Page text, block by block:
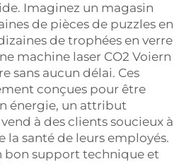
Imaginez un magasin
de pièces de puzzles en
de trophées en verre
machine laser CO2 Voiern
sans aucun délai. Ces
conçues pour être
énergie, un attribut
à des clients soucieux à
la santé de leurs employés.
bon support technique et